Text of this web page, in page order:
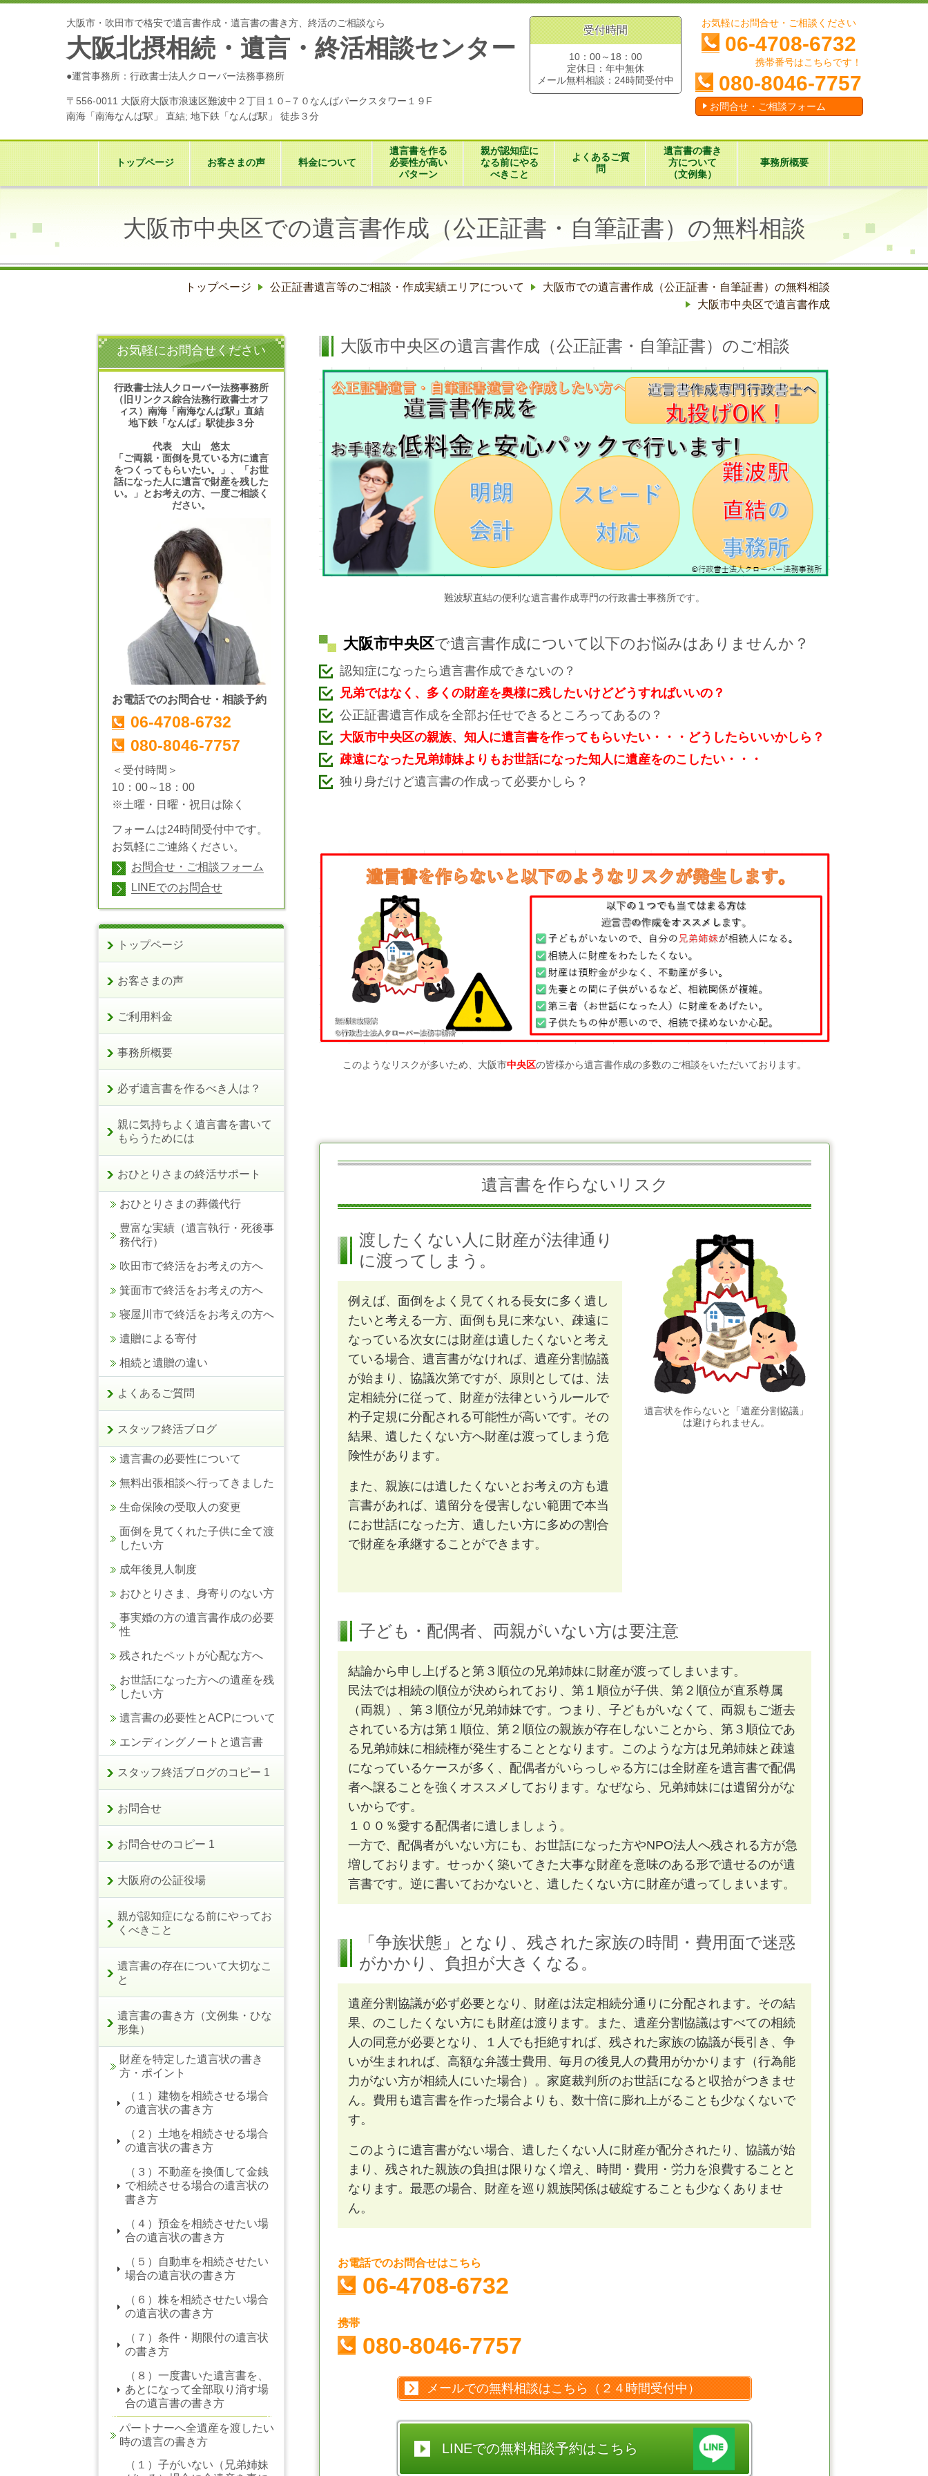
大阪市・吹田市で格安で遺言書作成・遺言書の書き方、終活のご相談なら
大阪北摂相続・遺言・終活相談センター
●運営事務所：行政書士法人クローバー法務事務所
〒556-0011 大阪府大阪市浪速区難波中２丁目１０−７０なんばパークスタワー１９F
南海「南海なんば駅」 直結; 地下鉄「なんば駅」 徒歩３分
受付時間
10：00～18：00
定休日：年中無休
メール無料相談：24時間受付中
お気軽にお問合せ・ご相談ください
06-4708-6732
携帯番号はこちらです！
080-8046-7757
お問合せ・ご相談フォーム
トップページ お客さまの声 料金について
遺言書を作る
必要性が高い
パターン
親が認知症に
なる前にやる
べきこと
よくあるご質
問
遺言書の書き
方について
（文例集）
事務所概要
大阪市中央区での遺言書作成（公正証書・自筆証書）の無料相談
トップページ 公正証書遺言等のご相談・作成実績エリアについて
大阪市での遺言書作成（公正証書・自筆証書）の無料相談
大阪市中央区で遺言書作成
大阪市中央区の遺言書作成（公正証書・自筆証書）のご相談
難波駅直結の便利な遺言書作成専門の行政書士事務所です。
大阪市中央区で遺言書作成について以下のお悩みはありませんか？
認知症になったら遺言書作成できないの？
兄弟ではなく、多くの財産を奥様に残したいけどどうすればいいの？
公正証書遺言作成を全部お任せできるところってあるの？
大阪市中央区の親族、知人に遺言書を作ってもらいたい・・・どうしたらいいかしら？
疎遠になった兄弟姉妹よりもお世話になった知人に遺産をのこしたい・・・
独り身だけど遺言書の作成って必要かしら？
このようなリスクが多いため、大阪市中央区の皆様から遺言書作成の多数のご相談をいただいております。
遺言書を作らないリスク
遺言状を作らないと「遺産分割協議」
は避けられません。
渡したくない人に財産が法律通り
に渡ってしまう。
例えば、面倒をよく見てくれる長女に多く遺し
たいと考える一方、面倒も見に来ない、疎遠に
なっている次女には財産は遺したくないと考え
ている場合、遺言書がなければ、遺産分割協議
が始まり、協議次第ですが、原則としては、法
定相続分に従って、財産が法律というルールで
杓子定規に分配される可能性が高いです。その
結果、遺したくない方へ財産は渡ってしまう危
険性があります。
また、親族には遺したくないとお考えの方も遺
言書があれば、遺留分を侵害しない範囲で本当
にお世話になった方、遺したい方に多めの割合
で財産を承継することができます。
子ども・配偶者、両親がいない方は要注意
結論から申し上げると第３順位の兄弟姉妹に財産が渡ってしまいます。
民法では相続の順位が決められており、第１順位が子供、第２順位が直系尊属
（両親）、第３順位が兄弟姉妹です。つまり、子どもがいなくて、両親もご逝去
されている方は第１順位、第２順位の親族が存在しないことから、第３順位であ
る兄弟姉妹に相続権が発生することとなります。このような方は兄弟姉妹と疎遠
になっているケースが多く、配偶者がいらっしゃる方には全財産を遺言書で配偶
者へ譲ることを強くオススメしております。なぜなら、兄弟姉妹には遺留分がな
いからです。
１００％愛する配偶者に遺しましょう。
一方で、配偶者がいない方にも、お世話になった方やNPO法人へ残される方が急
増しております。せっかく築いてきた大事な財産を意味のある形で遺せるのが遺
言書です。逆に書いておかないと、遺したくない方に財産が遺ってしまいます。
「争族状態」となり、残された家族の時間・費用面で迷惑
がかかり、負担が大きくなる。
遺産分割協議が必ず必要となり、財産は法定相続分通りに分配されます。その結
果、のこしたくない方にも財産は渡ります。また、遺産分割協議はすべての相続
人の同意が必要となり、１人でも拒絶すれば、残された家族の協議が長引き、争
いが生まれれば、高額な弁護士費用、毎月の後見人の費用がかかります（行為能
力がない方が相続人にいた場合）。家庭裁判所のお世話になると収拾がつきませ
ん。費用も遺言書を作った場合よりも、数十倍に膨れ上がることも少なくないで
す。
このように遺言書がない場合、遺したくない人に財産が配分されたり、協議が始
まり、残された親族の負担は限りなく増え、時間・費用・労力を浪費することと
なります。最悪の場合、財産を巡り親族関係は破綻することも少なくありませ
ん。
お電話でのお問合せはこちら
06-4708-6732
携帯
080-8046-7757
メールでの無料相談はこちら（２４時間受付中）
LINEでの無料相談予約はこちら
お気軽にお問合せください
行政書士法人クローバー法務事務所
（旧リンクス綜合法務行政書士オフ
ィス）南海「南海なんば駅」直結
地下鉄「なんば」駅徒歩３分
代表 大山 悠太
「ご両親・面倒を見ている方に遺言
をつくってもらいたい。」、「お世
話になった人に遺言で財産を残した
い。」とお考えの方、一度ご相談く
ださい。
お電話でのお問合せ・相談予約
06-4708-6732
080-8046-7757
＜受付時間＞
10：00～18：00
※土曜・日曜・祝日は除く
フォームは24時間受付中です。
お気軽にご連絡ください。
お問合せ・ご相談フォーム
LINEでのお問合せ
トップページ
お客さまの声
ご利用料金
事務所概要
必ず遺言書を作るべき人は？
親に気持ちよく遺言書を書いて
もらうためには
おひとりさまの終活サポート
おひとりさまの葬儀代行
豊富な実績（遺言執行・死後事
務代行）
吹田市で終活をお考えの方へ
箕面市で終活をお考えの方へ
寝屋川市で終活をお考えの方へ
遺贈による寄付
相続と遺贈の違い
よくあるご質問
スタッフ終活ブログ
遺言書の必要性について
無料出張相談へ行ってきました
生命保険の受取人の変更
面倒を見てくれた子供に全て渡
したい方
成年後見人制度
おひとりさま、身寄りのない方
事実婚の方の遺言書作成の必要
性
残されたペットが心配な方へ
お世話になった方への遺産を残
したい方
遺言書の必要性とACPについて
エンディングノートと遺言書
スタッフ終活ブログのコピー 1
お問合せ
お問合せのコピー 1
大阪府の公証役場
親が認知症になる前にやってお
くべきこと
遺言書の存在について大切なこ
と
遺言書の書き方（文例集・ひな
形集）
財産を特定した遺言状の書き
方・ポイント
（１）建物を相続させる場合
の遺言状の書き方
（２）土地を相続させる場合
の遺言状の書き方
（３）不動産を換価して金銭
で相続させる場合の遺言状の
書き方
（４）預金を相続させたい場
合の遺言状の書き方
（５）自動車を相続させたい
場合の遺言状の書き方
（６）株を相続させたい場合
の遺言状の書き方
（７）条件・期限付の遺言状
の書き方
（８）一度書いた遺言書を、
あとになって全部取り消す場
合の遺言書の書き方
パートナーへ全遺産を渡したい
時の遺言の書き方
（１）子がいない（兄弟姉妹